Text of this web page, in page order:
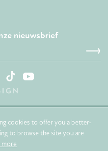
nieuwsbrief
cookies to offer you a better-
to browse the site you are
more